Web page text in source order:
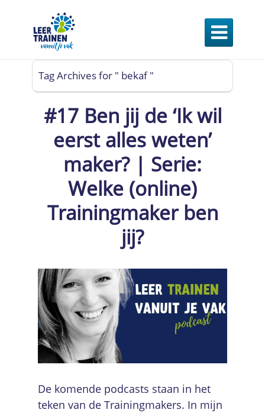

Tag Archives for " bekaf "
#17 Ben jij de ‘Ik wil
eerst alles weten’
maker? | Serie:
Welke (online)
Trainingmaker ben
jij?
De komende podcasts staan in het
teken van de Trainingmakers. In mijn